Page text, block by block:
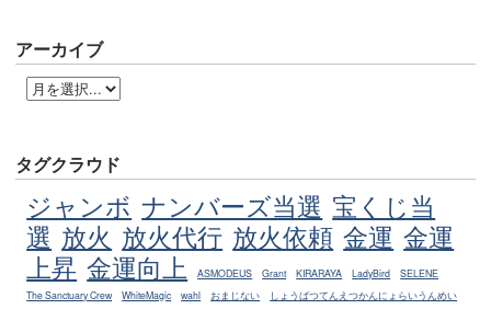
アーカイブ
タグクラウド
ジャンボ ナンバーズ当選 宝くじ当
選 放火 放火代行 放火依頼 金運 金運
上昇 金運向上 ASMODEUS Grant KIRARAYA LadyBird
SELENE
The Sanctuary Crew
WhiteMagic wahl おまじない
しょうばつてんえつかんにょらいうんめい